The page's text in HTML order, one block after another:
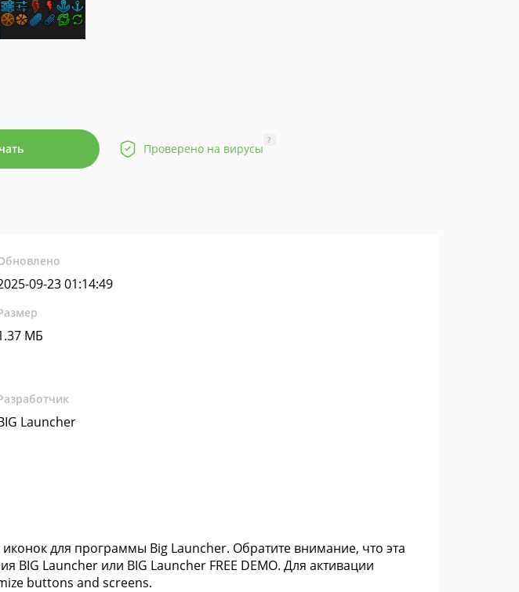
Проверено на вирусы
?
09-23 01:14:49
МБ
Launcher
для программы Big Launcher. Обратите внимание, что эта
BIG Launcher или BIG Launcher FREE DEMO. Для активации
buttons and screens.